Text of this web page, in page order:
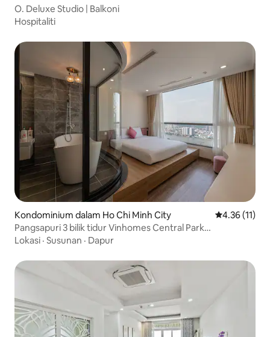
O. Deluxe Studio | Balkoni
Hospitaliti
Kondominium dalam Ho Chi Minh City Penarafan
4.36 (11)
Pangsapuri 3 bilik tidur Vinhomes Central Park
pemandangan sungai
Lokasi · Susunan · Dapur